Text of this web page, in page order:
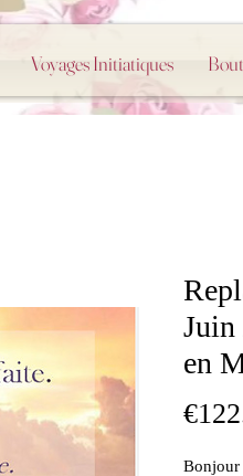
Voyages Initiatiques
Juin
en
Bonjour